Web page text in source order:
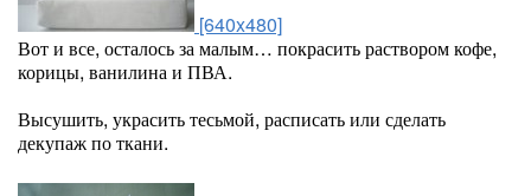
[640x480]
Вот и все, осталось за малым… покрасить раствором кофе,
корицы, ванилина и ПВА.
Высушить, украсить тесьмой, расписать или сделать
декупаж по ткани.